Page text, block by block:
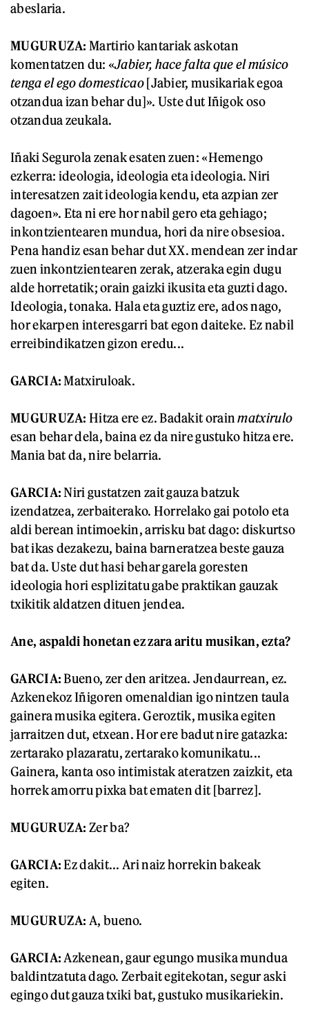
abeslaria.
MUGURUZA: Martirio kantariak askotan
komentatzen du: «Jabier, hace falta que el músico
tenga el ego domesticao[Jabier, musikariak egoa
otzandua izan behar du]». Uste dut Iñigok oso
otzandua zeukala.
Iñaki Segurola zenak esaten zuen: «Hemengo
ezkerra: ideologia, ideologia eta ideologia. Niri
interesatzen zait ideologia kendu, eta azpian zer
dagoen». Eta ni ere hor nabil gero eta gehiago;
inkontzientearen mundua, hori da nire obsesioa.
Pena handiz esan behar dut XX. mendean zer indar
zuen inkontzientearen zerak, atzeraka egin dugu
alde horretatik; orain gaizki ikusita eta guzti dago.
Ideologia, tonaka. Hala eta guztiz ere, ados nago,
hor ekarpen interesgarri bat egon daiteke. Ez nabil
erreibindikatzen gizon eredu...
GARCIA:Matxiruloak.
MUGURUZA: Hitza ere ez. Badakit orainmatxirulo
esan behar dela, baina ez da nire gustuko hitza ere.
Mania bat da, nire belarria.
GARCIA:Niri gustatzen zait gauza batzuk
izendatzea, zerbaiterako. Horrelako gai potolo eta
aldi berean intimoekin, arrisku bat dago: diskurtso
bat ikas dezakezu, baina barneratzea beste gauza
bat da. Uste dut hasi behar garela goresten
ideologia hori esplizitatu gabe praktikan gauzak
txikitik aldatzen dituen jendea.
Ane, aspaldi honetan ez zara aritu musikan, ezta?
GARCIA:Bueno, zer den aritzea. Jendaurrean, ez.
Azkenekoz Iñigoren omenaldian igo nintzen taula
gainera musika egitera. Geroztik, musika egiten
jarraitzen dut, etxean. Hor ere badut nire gatazka:
zertarako plazaratu, zertarako komunikatu...
Gainera, kanta oso intimistak ateratzen zaizkit, eta
horrek amorru pixka bat ematen dit [barrez].
MUGURUZA: Zer ba?
GARCIA:Ez dakit... Ari naiz horrekin bakeak
egiten.
MUGURUZA: A, bueno.
GARCIA: Azkenean, gaur egungo musika mundua
baldintzatuta dago. Zerbait egitekotan, segur aski
egingo dut gauza txiki bat, gustuko musikariekin.